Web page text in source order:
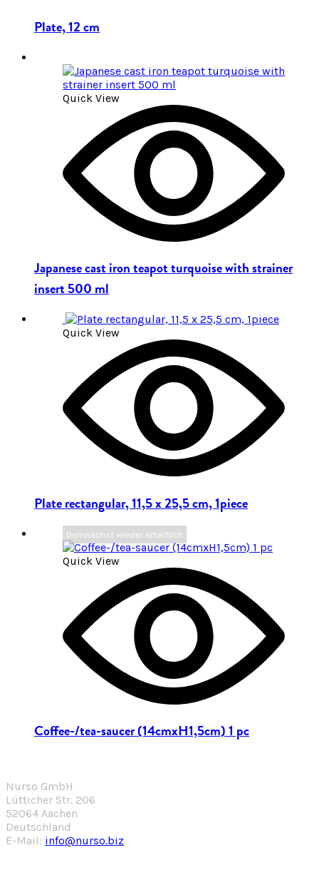
Plate, 12 cm
Quick View
Japanese cast iron teapot turquoise with strainer
insert 500 ml
Quick View
Plate rectangular, 11,5 x 25,5 cm, 1piece
Demnächst wieder erhältlich
Quick View
Coffee-/tea-saucer (14cmxH1,5cm) 1 pc
Nurso GmbH
Lütticher Str. 206
52064 Aachen
Deutschland
E-Mail: info@nurso.biz